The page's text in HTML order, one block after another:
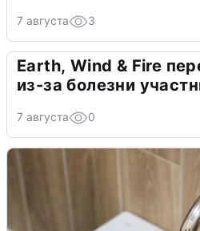
7 августа 3
Earth, Wind & Fire
из-за болезни
7 августа 0